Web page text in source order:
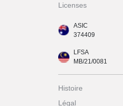
Licenses
ASIC
374409
LFSA
MB/21/0081
Histoire
Légal